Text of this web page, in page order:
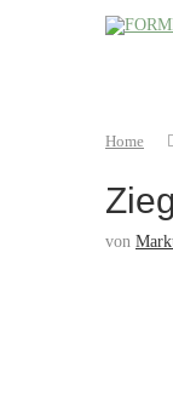
Home
von